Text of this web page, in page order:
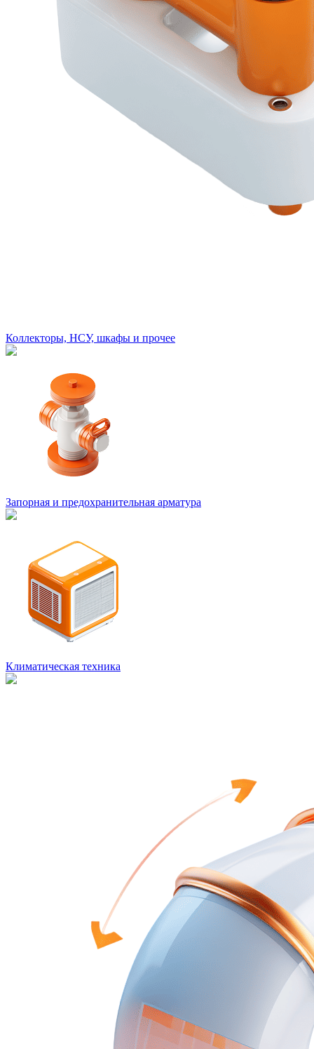
Коллекторы, НСУ, шкафы и прочее
Запорная и предохранительная арматура
Климатическая техника